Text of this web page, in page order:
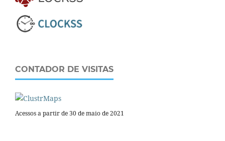
CONTADOR DE VISITAS
Acessos a partir de 30 de maio de 2021